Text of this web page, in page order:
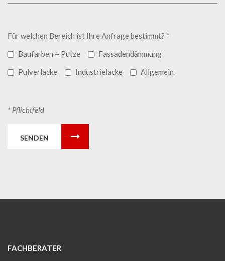
Für welchen Bereich ist Ihre Anfrage bestimmt? *
Baufarben + Putze
Fassadendämmung
Pulverlacke
Industrielacke Allgemein
* Pflichtfeld
SENDEN
FACHBERATER